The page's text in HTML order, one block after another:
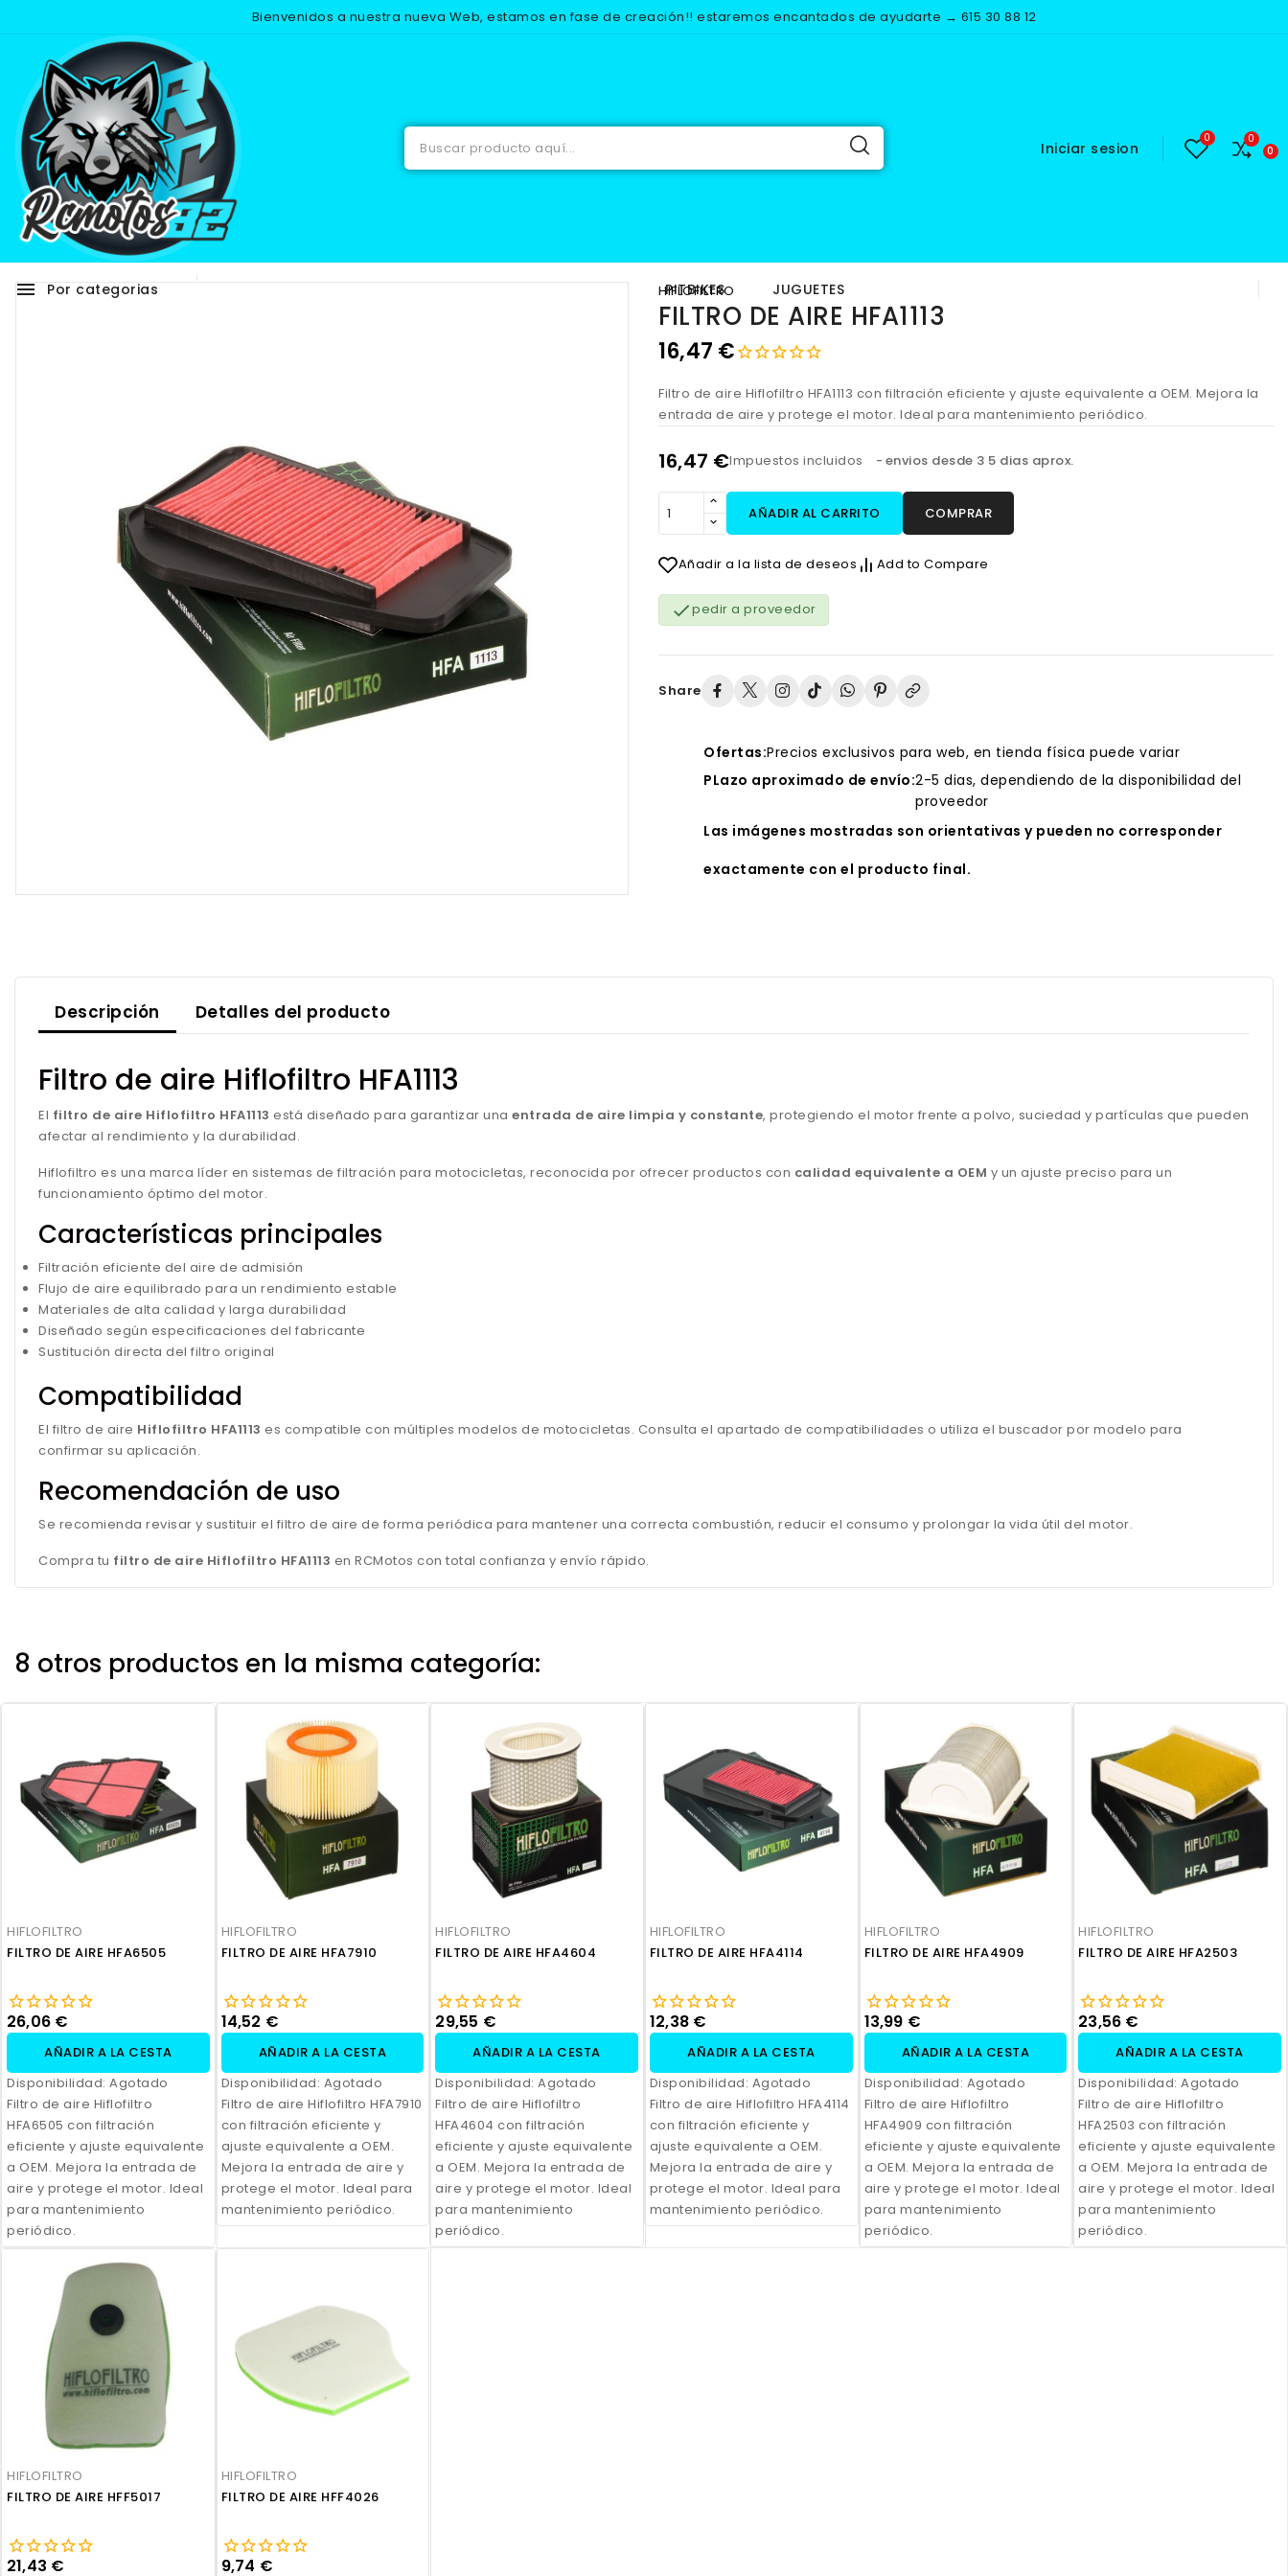
Bienvenidos a nuestra nueva Web, estamos en fase de creación!! estaremos encantados de ayudarte → 615 30 88 12
Iniciar sesion
menu Por categorias Adhesivos RECAMBIOS EQUIPACION PITBIKES JUGUETES
NUEVO HIFLOFILTRO
FILTRO DE AIRE HFA1113
16,47 €
Filtro de aire Hiflofiltro HFA1113 con filtración eficiente y ajuste equivalente a OEM. Mejora la
entrada de aire y protege el motor. Ideal para mantenimiento periódico.
16,47 €Impuestos incluidos envios desde 3 5 dias aprox.
AÑADIR AL CARRITO COMPRAR
Añadir a la lista de deseos Add to Compare
pedir a proveedor
Share
Ofertas:Precios exclusivos para web, en tienda física puede variar
PLazo aproximado de envío:2-5 dias, dependiendo de la disponibilidad del
proveedor
Las imágenes mostradas son orientativas y pueden no corresponder
exactamente con el producto final.
Descripción Detalles del producto
Filtro de aire Hiflofiltro HFA1113
El filtro de aire Hiflofiltro HFA1113 está diseñado para garantizar una entrada de aire limpia y constante, protegiendo el motor frente a polvo, suciedad y partículas que pueden
afectar al rendimiento y la durabilidad.
Hiflofiltro es una marca líder en sistemas de filtración para motocicletas, reconocida por ofrecer productos con calidad equivalente a OEM y un ajuste preciso para un
funcionamiento óptimo del motor.
Características principales
Filtración eficiente del aire de admisión
Flujo de aire equilibrado para un rendimiento estable
Materiales de alta calidad y larga durabilidad
Diseñado según especificaciones del fabricante
Sustitución directa del filtro original
Compatibilidad
El filtro de aire Hiflofiltro HFA1113 es compatible con múltiples modelos de motocicletas. Consulta el apartado de compatibilidades o utiliza el buscador por modelo para
confirmar su aplicación.
Recomendación de uso
Se recomienda revisar y sustituir el filtro de aire de forma periódica para mantener una correcta combustión, reducir el consumo y prolongar la vida útil del motor.
Compra tu filtro de aire Hiflofiltro HFA1113 en RCMotos con total confianza y envío rápido.
8 otros productos en la misma categoría:
HIFLOFILTRO
FILTRO DE AIRE HFA6505
26,06 €
AÑADIR A LA CESTA
Disponibilidad: Agotado
Filtro de aire Hiflofiltro
HFA6505 con filtración
eficiente y ajuste equivalente
a OEM. Mejora la entrada de
aire y protege el motor. Ideal
para mantenimiento
periódico.
HIFLOFILTRO
FILTRO DE AIRE HFA7910
14,52 €
AÑADIR A LA CESTA
Disponibilidad: Agotado
Filtro de aire Hiflofiltro HFA7910
con filtración eficiente y
ajuste equivalente a OEM.
Mejora la entrada de aire y
protege el motor. Ideal para
mantenimiento periódico.
HIFLOFILTRO
FILTRO DE AIRE HFA4604
29,55 €
AÑADIR A LA CESTA
Disponibilidad:Agotado
Filtro de aire Hiflofiltro
HFA4604 con filtración
eficiente y ajuste equivalente
a OEM. Mejora la entrada de
aire y protege el motor. Ideal
para mantenimiento
periódico.
HIFLOFILTRO
FILTRO DE AIRE HFA4114
12,38 €
AÑADIR A LA CESTA
Disponibilidad: Agotado
Filtro de aire Hiflofiltro HFA4114
con filtración eficiente y
ajuste equivalente a OEM.
Mejora la entrada de aire y
protege el motor. Ideal para
mantenimiento periódico.
HIFLOFILTRO
FILTRO DE AIRE HFA4909
13,99 €
AÑADIR A LA CESTA
Disponibilidad: Agotado
Filtro de aire Hiflofiltro
HFA4909 con filtración
eficiente y ajuste equivalente
a OEM. Mejora la entrada de
aire y protege el motor. Ideal
para mantenimiento
periódico.
HIFLOFILTRO
FILTRO DE AIRE HFA2503
23,56 €
AÑADIR A LA CESTA
Disponibilidad:Agotado
Filtro de aire Hiflofiltro
HFA2503 con filtración
eficiente y ajuste equivalente
a OEM. Mejora la entrada de
aire y protege el motor. Ideal
para mantenimiento
periódico.
HIFLOFILTRO
FILTRO DE AIRE HFF5017
21,43 €
HIFLOFILTRO
FILTRO DE AIRE HFF4026
9,74 €